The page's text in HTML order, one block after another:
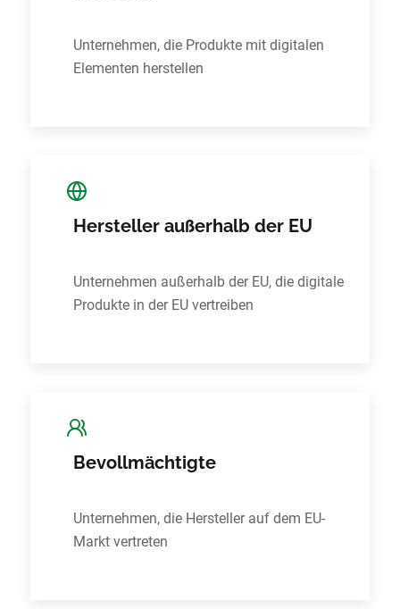
Unternehmen, die Produkte mit digitalen
Elementen herstellen
Hersteller außerhalb der EU
Unternehmen außerhalb der EU, die digitale
Produkte in der EU vertreiben
Bevollmächtigte
Unternehmen, die Hersteller auf dem EU-
Markt vertreten